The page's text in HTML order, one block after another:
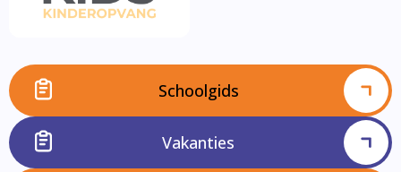
Schoolgids
Vakanties